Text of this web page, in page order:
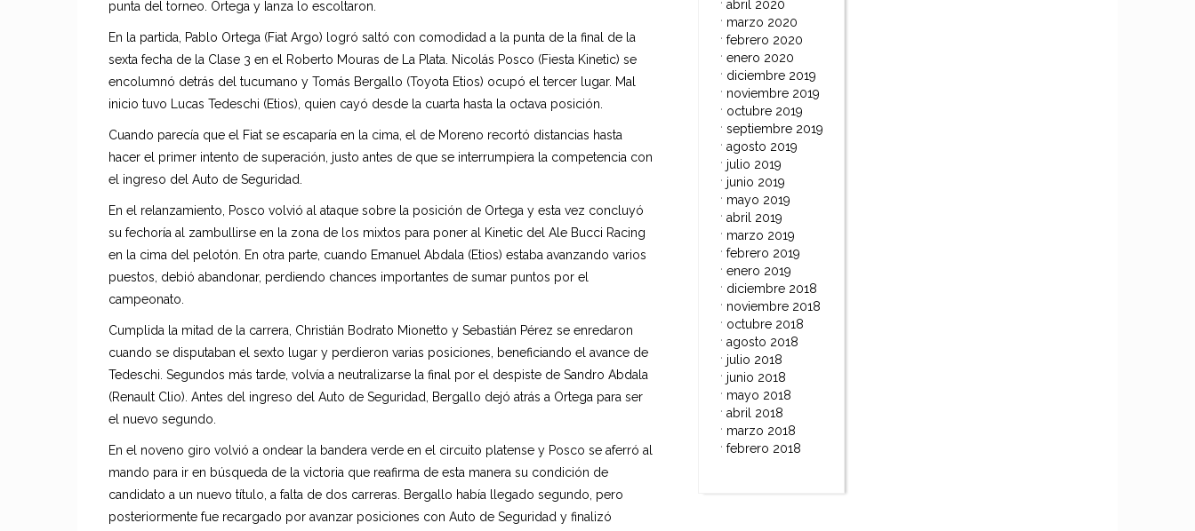
punta del torneo. Ortega y Ianza lo escoltaron.
En la partida, Pablo Ortega (Fiat Argo) logró saltó con comodidad a la punta de la final de la
sexta fecha de la Clase 3 en el Roberto Mouras de La Plata. Nicolás Posco (Fiesta Kinetic) se
encolumnó detrás del tucumano y Tomás Bergallo (Toyota Etios) ocupó el tercer lugar. Mal
inicio tuvo Lucas Tedeschi (Etios), quien cayó desde la cuarta hasta la octava posición.
Cuando parecía que el Fiat se escaparía en la cima, el de Moreno recortó distancias hasta
hacer el primer intento de superación, justo antes de que se interrumpiera la competencia con
el ingreso del Auto de Seguridad.
En el relanzamiento, Posco volvió al ataque sobre la posición de Ortega y esta vez concluyó
su fechoría al zambullirse en la zona de los mixtos para poner al Kinetic del Ale Bucci Racing
en la cima del pelotón. En otra parte, cuando Emanuel Abdala (Etios) estaba avanzando varios
puestos, debió abandonar, perdiendo chances importantes de sumar puntos por el
campeonato.
Cumplida la mitad de la carrera, Christián Bodrato Mionetto y Sebastián Pérez se enredaron
cuando se disputaban el sexto lugar y perdieron varias posiciones, beneficiando el avance de
Tedeschi. Segundos más tarde, volvía a neutralizarse la final por el despiste de Sandro Abdala
(Renault Clio). Antes del ingreso del Auto de Seguridad, Bergallo dejó atrás a Ortega para ser
el nuevo segundo.
En el noveno giro volvió a ondear la bandera verde en el circuito platense y Posco se aferró al
mando para ir en búsqueda de la victoria que reafirma de esta manera su condición de
candidato a un nuevo título, a falta de dos carreras. Bergallo había llegado segundo, pero
posteriormente fue recargado por avanzar posiciones con Auto de Seguridad y finalizó
abril 2020
marzo 2020
febrero 2020
enero 2020
diciembre 2019
noviembre 2019
octubre 2019
septiembre 2019
agosto 2019
julio 2019
junio 2019
mayo 2019
abril 2019
marzo 2019
febrero 2019
enero 2019
diciembre 2018
noviembre 2018
octubre 2018
agosto 2018
julio 2018
junio 2018
mayo 2018
abril 2018
marzo 2018
febrero 2018